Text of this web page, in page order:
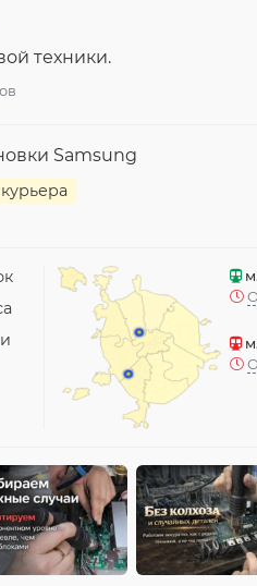
техники.
Samsung